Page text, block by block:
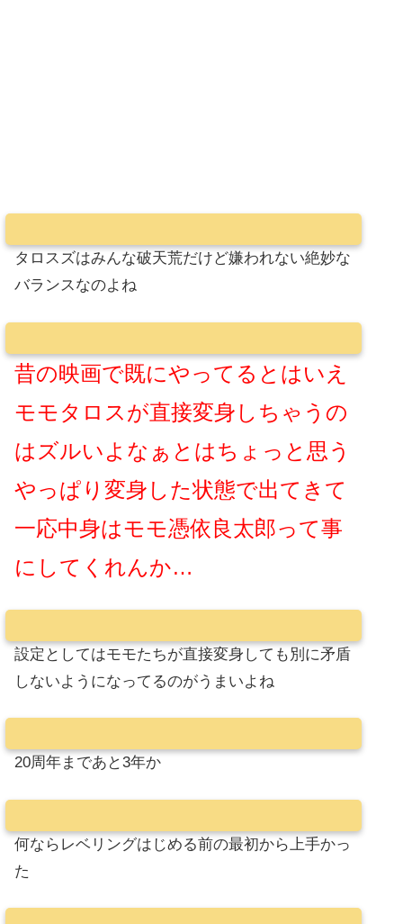
タロスズはみんな破天荒だけど嫌われない絶妙な
バランスなのよね
昔の映画で既にやってるとはいえ
モモタロスが直接変身しちゃうの
はズルいよなぁとはちょっと思う
やっぱり変身した状態で出てきて
一応中身はモモ憑依良太郎って事
にしてくれんか…
設定としてはモモたちが直接変身しても別に矛盾
しないようになってるのがうまいよね
20周年まであと3年か
何ならレベリングはじめる前の最初から上手かっ
た